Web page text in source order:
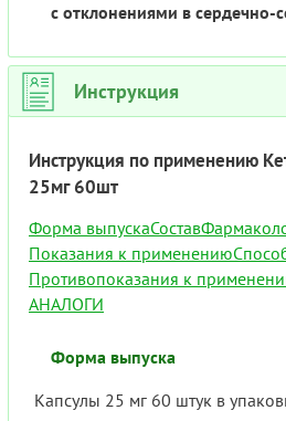
с отклонениями в сердечно-
Инструкция
Инструкция по применению
25мг 60шт
Форма выпускаСостав
Показания к применению
Противопоказания к
АНАЛОГИ
Форма выпуска
Капсулы 25 мг 60 штук в